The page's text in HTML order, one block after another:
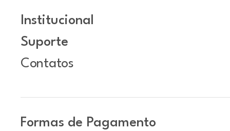
Institucional
Suporte
Contatos
Formas de Pagamento